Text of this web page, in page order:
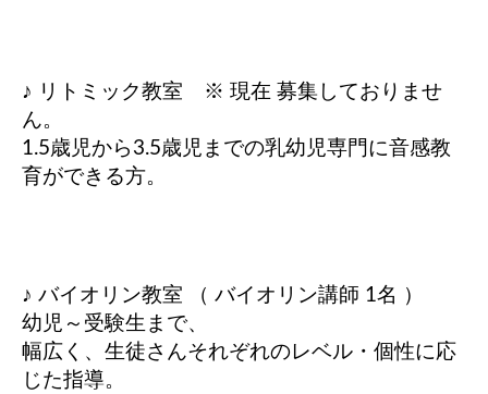
♪ リトミック教室 ※ 現在 募集しておりませ
ん。
1.5歳児から3.5歳児までの乳幼児専門に音感教
育ができる方。
♪ バイオリン教室 （ バイオリン講師 1名 ）
幼児～受験生まで、
幅広く、生徒さんそれぞれのレベル・個性に応
じた指導。